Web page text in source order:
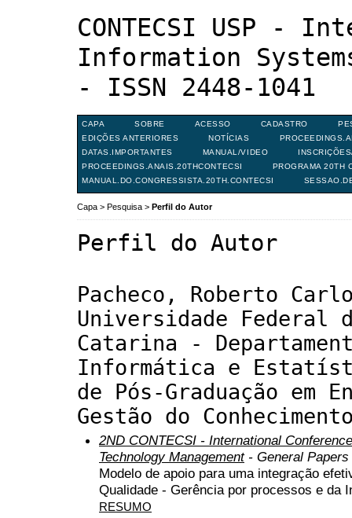
CONTECSI USP -
Information
- ISSN 2448-1041
CAPA SOBRE ACESSO CADASTRO
EDIÇÕES ANTERIORES
NOTÍCIAS
DATAS.IMPORTANTES
MANUAL/VIDEO
PROCEEDINGS.ANAIS.20THCONTECSI
PROGRAMA 20TH
MANUAL.DO.CONGRESSISTA.20TH.CONTECSI
Capa > Pesquisa > Perfil do Autor
Perfil do Autor
Pacheco, Roberto
Universidade Federal
Catarina -
Informática e
de Pós-Graduação em
Gestão do
2ND CONTECSI - International
Technology Management- General Papers
Modelo de apoio para uma integração
Qualidade - Gerência por processos e da
RESUMO